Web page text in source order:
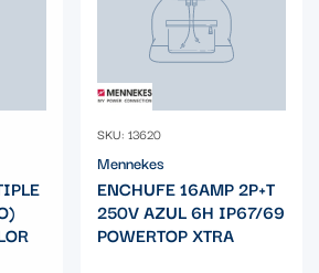
SKU: 13620
Mennekes
ENCHUFE 16AMP 2P+T
250V AZUL 6H IP67/69
POWERTOP XTRA